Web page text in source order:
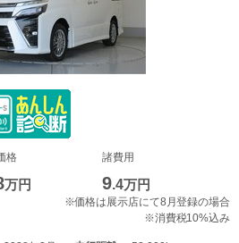
格
万円
諸費用
9.4万円
※価格は展示店にて8月登録の場合
※消費税10%込み